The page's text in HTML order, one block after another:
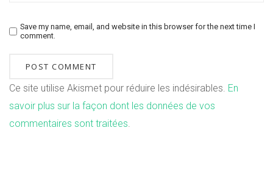
Save my name, email, and website in this browser for the next time I
comment.
Ce site utilise Akismet pour réduire les indésirables. En
savoir plus sur la façon dont les données de vos
commentaires sont traitées.